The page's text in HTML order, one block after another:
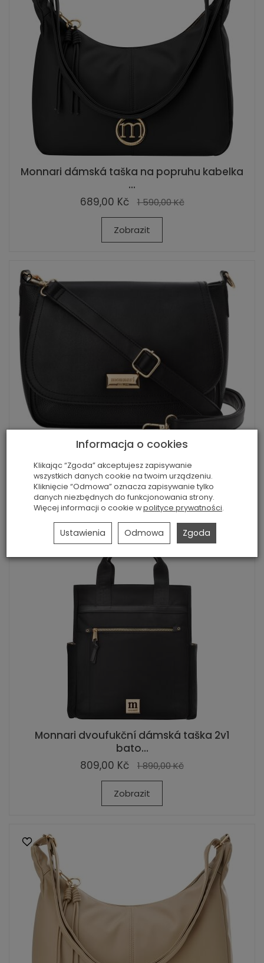
Monnari dámská taška na popruhu kabelka
...
689,00 Kč
1 590,00 Kč
Zobrazit
Monnari dámská taška s klopou velká kabe...
749,00 Kč
1 590,00 Kč
Zobrazit
Monnari dvoufukční dámská taška 2v1
bato...
809,00 Kč
1 890,00 Kč
Zobrazit
Informacja o cookies
Klikając “Zgoda” akceptujesz zapisywanie
wszystkich danych cookie na twoim urządzeniu.
Kliknięcie “Odmowa” oznacza zapisywanie tylko
danych niezbędnych do funkcjonowania strony.
Więcej informacji o cookie wpolityce prywatności.
Ustawienia Odmowa Zgoda